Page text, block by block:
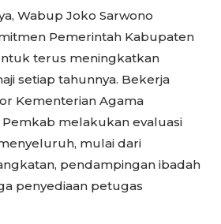
Wabup Joko Sarwono
Pemerintah Kabupaten
terus meningkatkan
setiap tahunnya. Bekerja
Kementerian Agama
melakukan evaluasi
mulai dari
pendampingan ibadah
penyediaan petugas